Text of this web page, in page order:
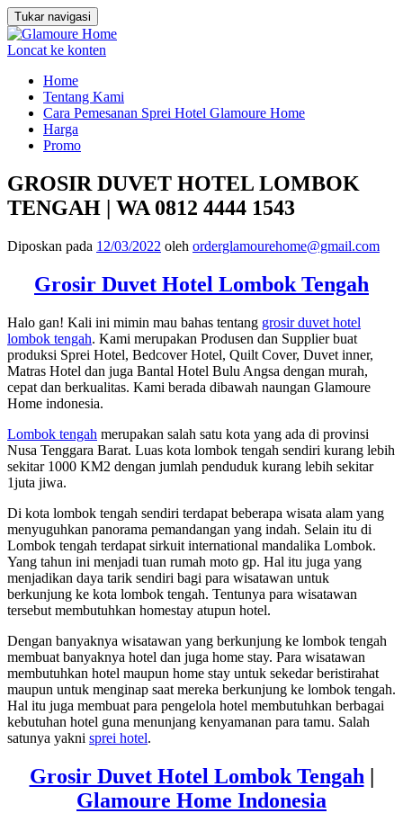
Tukar navigasi
Loncat ke konten
Home
Tentang Kami
Cara Pemesanan Sprei Hotel Glamoure Home
Harga
Promo
GROSIR DUVET HOTEL LOMBOK
TENGAH | WA 0812 4444 1543
Diposkan pada 12/03/2022 oleh orderglamourehome@gmail.com
Grosir Duvet Hotel Lombok Tengah
Halo gan! Kali ini mimin mau bahas tentang grosir duvet hotel
lombok tengah. Kami merupakan Produsen dan Supplier buat
produksi Sprei Hotel, Bedcover Hotel, Quilt Cover, Duvet inner,
Matras Hotel dan juga Bantal Hotel Bulu Angsa dengan murah,
cepat dan berkualitas. Kami berada dibawah naungan Glamoure
Home indonesia.
Lombok tengah merupakan salah satu kota yang ada di provinsi
Nusa Tenggara Barat. Luas kota lombok tengah sendiri kurang lebih
sekitar 1000 KM2 dengan jumlah penduduk kurang lebih sekitar
1juta jiwa.
Di kota lombok tengah sendiri terdapat beberapa wisata alam yang
menyuguhkan panorama pemandangan yang indah. Selain itu di
Lombok tengah terdapat sirkuit international mandalika Lombok.
Yang tahun ini menjadi tuan rumah moto gp. Hal itu juga yang
menjadikan daya tarik sendiri bagi para wisatawan untuk
berkunjung ke kota lombok tengah. Tentunya para wisatawan
tersebut membutuhkan homestay atupun hotel.
Dengan banyaknya wisatawan yang berkunjung ke lombok tengah
membuat banyaknya hotel dan juga home stay. Para wisatawan
membutuhkan hotel maupun home stay untuk sekedar beristirahat
maupun untuk menginap saat mereka berkunjung ke lombok tengah.
Hal itu juga membuat para pengelola hotel membutuhkan berbagai
kebutuhan hotel guna menunjang kenyamanan para tamu. Salah
satunya yakni sprei hotel.
Grosir Duvet Hotel Lombok Tengah |
Glamoure Home Indonesia